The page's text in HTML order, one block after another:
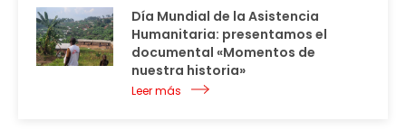
Día Mundial de la Asistencia
Humanitaria: presentamos el
documental «Momentos de
nuestra historia»
Leer más